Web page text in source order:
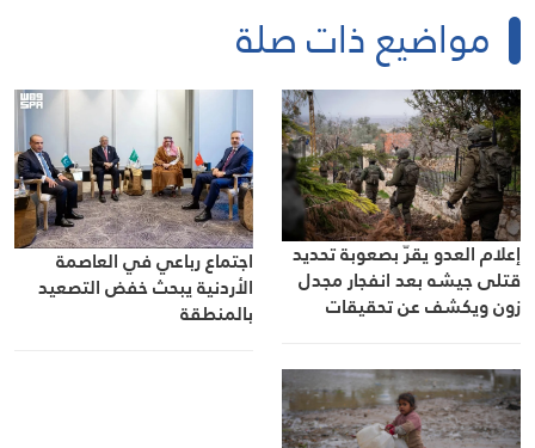
مواضيع ذات صلة
إعلام العدو يقرّ بصعوبة تحديد
قتلى جيشه بعد انفجار مجدل
زون ويكشف عن تحقيقات
اجتماع رباعي في العاصمة
الأردنية يبحث خفض التصعيد
بالمنطقة